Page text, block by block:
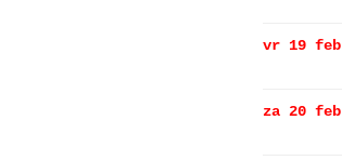
vr 19 feb
za 20 feb